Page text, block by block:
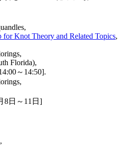
for Knot Theory and Related Topics,
Florida),
～14:50].
8日～11日]